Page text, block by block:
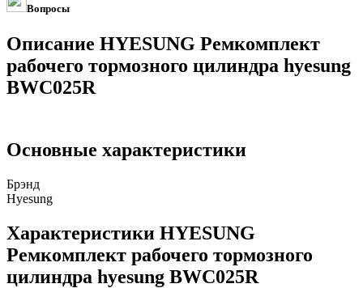
Вопросы
Описание HYESUNG Ремкомплект
рабочего тормозного цилиндра hyesung
BWC025R
Основные характеристики
Брэнд
Hyesung
Характеристики HYESUNG
Ремкомплект рабочего тормозного
цилиндра hyesung BWC025R